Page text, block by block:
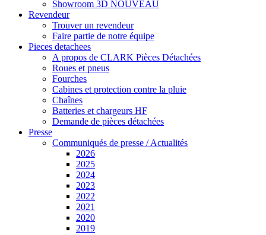
Showroom 3D NOUVEAU
Revendeur
Trouver un revendeur
Faire partie de notre équipe
Pieces detachees
A propos de CLARK Pièces Détachées
Roues et pneus
Fourches
Cabines et protection contre la pluie
Chaînes
Batteries et chargeurs HF
Demande de pièces détachées
Presse
Communiqués de presse / Actualités
2026
2025
2024
2023
2022
2021
2020
2019